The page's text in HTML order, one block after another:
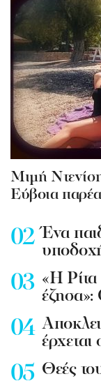
Mιμή
Εύβοια
Ένα
«Η
Θεές